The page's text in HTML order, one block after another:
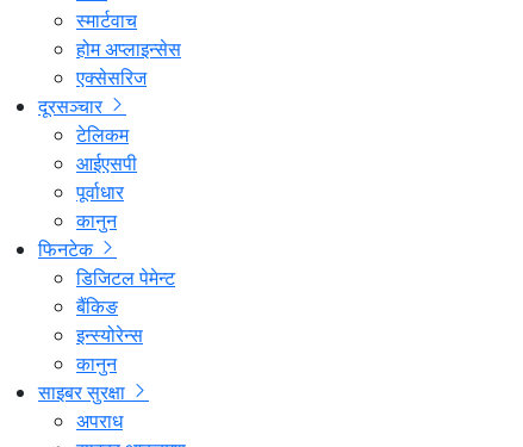
स्मार्टवाच
होम अप्लाइन्सेस
एक्सेसरिज
दूरसञ्चार
टेलिकम
आईएसपी
पूर्वाधार
कानुन
फिनटेक
डिजिटल पेमेन्ट
बैंकिङ
इन्स्योरेन्स
कानुन
साइबर सुरक्षा
अपराध